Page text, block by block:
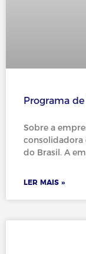
Programa
Sobre a
consolidadora
do Brasil. A
LER MAIS »